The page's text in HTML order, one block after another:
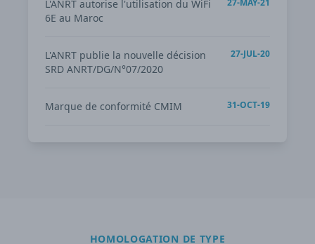
L'ANRT autorise l'utilisation du WiFi
6E au Maroc
27-MAY-21
L'ANRT publie la nouvelle décision
SRD ANRT/DG/N°07/2020
27-JUL-20
Marque de conformité CMIM 31-OCT-19
HOMOLOGATION DE TYPE